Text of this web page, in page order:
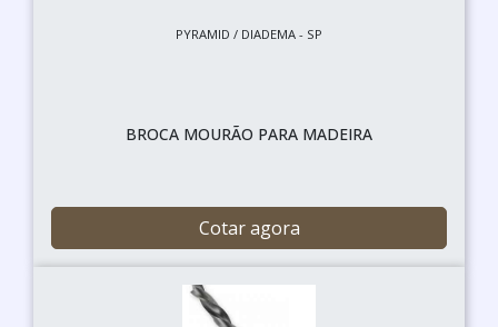
PYRAMID / DIADEMA - SP
BROCA MOURÃO PARA MADEIRA
Cotar agora